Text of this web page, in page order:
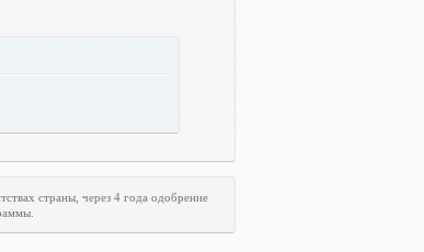
страны, через 4 года одобрение